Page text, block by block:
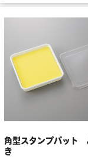
角型スタンプパット
き